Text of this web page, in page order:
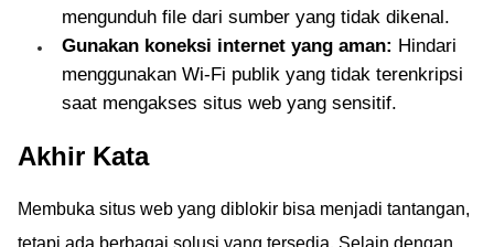
mengunduh file dari sumber yang tidak dikenal.
Gunakan koneksi internet yang aman: Hindari
menggunakan Wi-Fi publik yang tidak terenkripsi
saat mengakses situs web yang sensitif.
Akhir Kata
Membuka situs web yang diblokir bisa menjadi tantangan,
tetapi ada berbagai solusi yang tersedia. Selain dengan